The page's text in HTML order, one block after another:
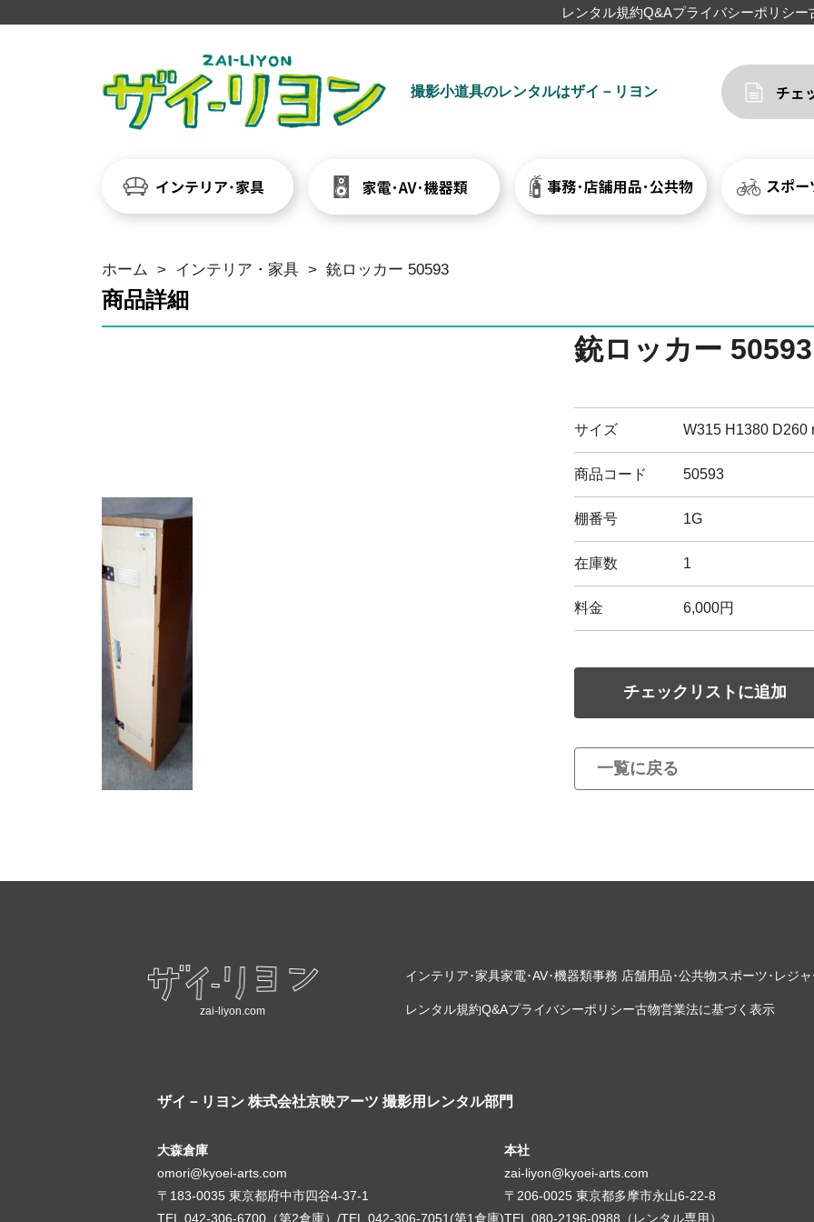
レンタル規約Q&Aプライバシーポリシー
撮影小道具のレンタルはザイ－リヨン
ホーム > インテリア・家具 > 銃ロッカー 50593
商品詳細
銃ロッカー 50593
サイズ W315 H1380 D260
商品コード 50593
棚番号 1G
在庫数 1
料金 6,000円
チェックリストに追加
一覧に戻る
zai-liyon.com
インテリア･家具家電･AV･機器類事務 店舗用品･公共物スポーツ･レジ
レンタル規約Q&Aプライバシーポリシー古物営業法に基づく表示
ザイ－リヨン 株式会社京映アーツ 撮影用レンタル部門
大森倉庫
omori@kyoei-arts.com
〒183-0035 東京都府中市四谷4-37-1
TEL.042-306-6700（第2倉庫）/TEL.042-306-7051(第1倉庫)
本社
zai-liyon@kyoei-arts.com
〒206-0025 東京都多摩市永山6-22-8
TEL.080-2196-0988（レンタル専用）